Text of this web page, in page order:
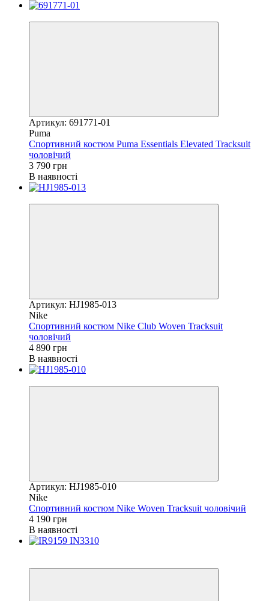
Артикул: 691771-01
Puma
Спортивний костюм Puma Essentials Elevated Tracksuit
чоловічий
3 790 грн
В наявності
Артикул: HJ1985-013
Nike
Спортивний костюм Nike Club Woven Tracksuit
чоловічий
4 890 грн
В наявності
Артикул: HJ1985-010
Nike
Спортивний костюм Nike Woven Tracksuit чоловічий
4 190 грн
В наявності